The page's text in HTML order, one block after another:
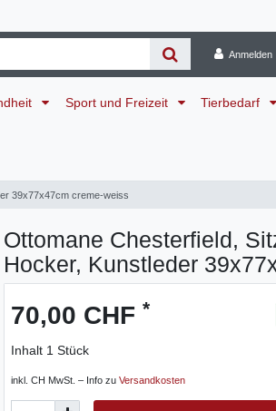
Anmelden
Sport und Freizeit Tierbedarf
39x77x47cm creme-weiss
Ottomane Chesterfield,
Hocker, Kunstleder
70,00 CHF *
Inhalt 1 Stück
inkl. CH MwSt. – Info zu Versandkosten